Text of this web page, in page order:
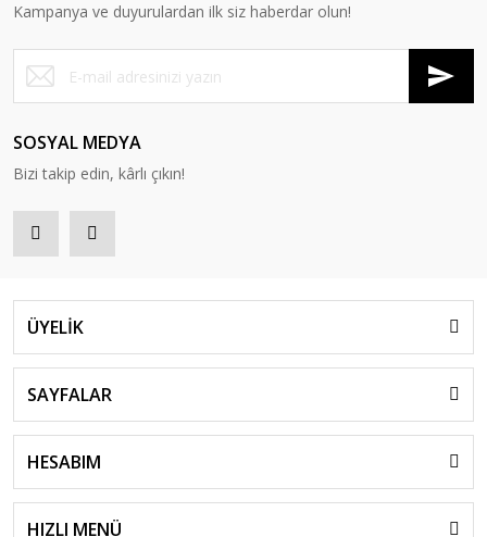
Kampanya ve duyurulardan ilk siz haberdar olun!
SOSYAL MEDYA
Bizi takip edin, kârlı çıkın!
ÜYELİK
SAYFALAR
HESABIM
HIZLI MENÜ